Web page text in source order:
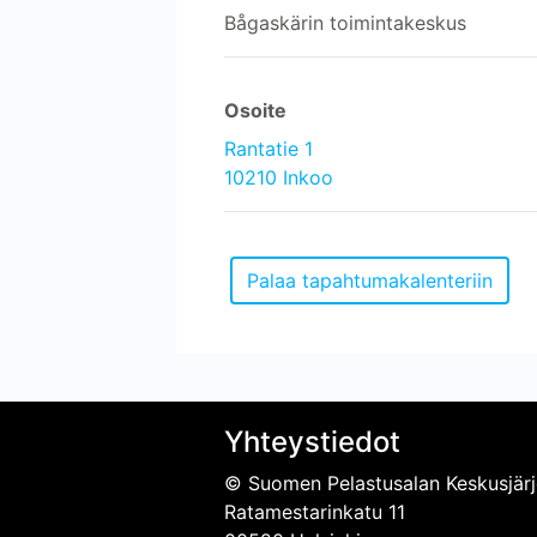
Bågaskärin toimintakeskus
Osoite
Rantatie 1
10210 Inkoo
Yhteystiedot
© Suomen Pelastusalan
Ratamestarinkatu 11